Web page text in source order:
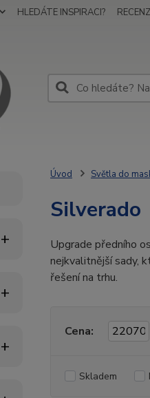
HLEDÁTE INSPIRACI?
Úvod Světla do
Silverado
Upgrade předního
nejkvalitnější sady,
řešení na trhu.
Cena:
Skladem